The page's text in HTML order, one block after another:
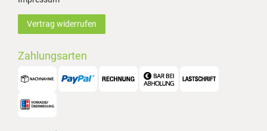
Vertrag widerrufen
Zahlungsarten